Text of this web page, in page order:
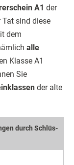
A1 der
Tat sind diese
dem
alle
Klasse A1
Sie
der alte
durch Schlüs­